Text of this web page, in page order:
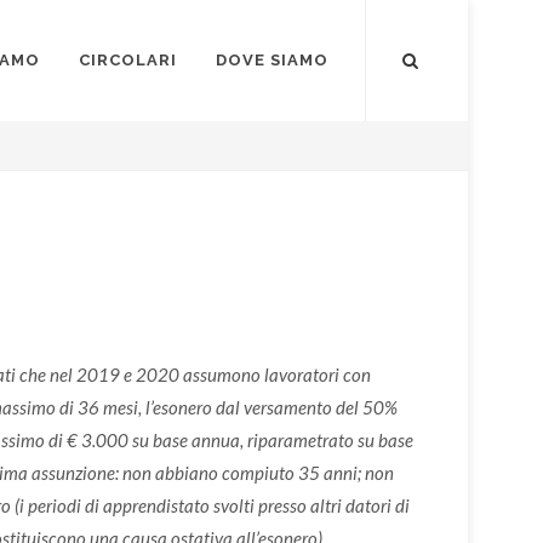
CIRCOLARI DOVE SIAMO
che nel 2019 e 2020 assumono lavoratori con
di 36 mesi, l’esonero dal versamento del 50%
di € 3.000 su base annua, riparametrato su base
assunzione:non abbiano compiuto 35 anni;non
(i periodi di apprendistato svolti presso altri datori di
una causa ostativa all’esonero).